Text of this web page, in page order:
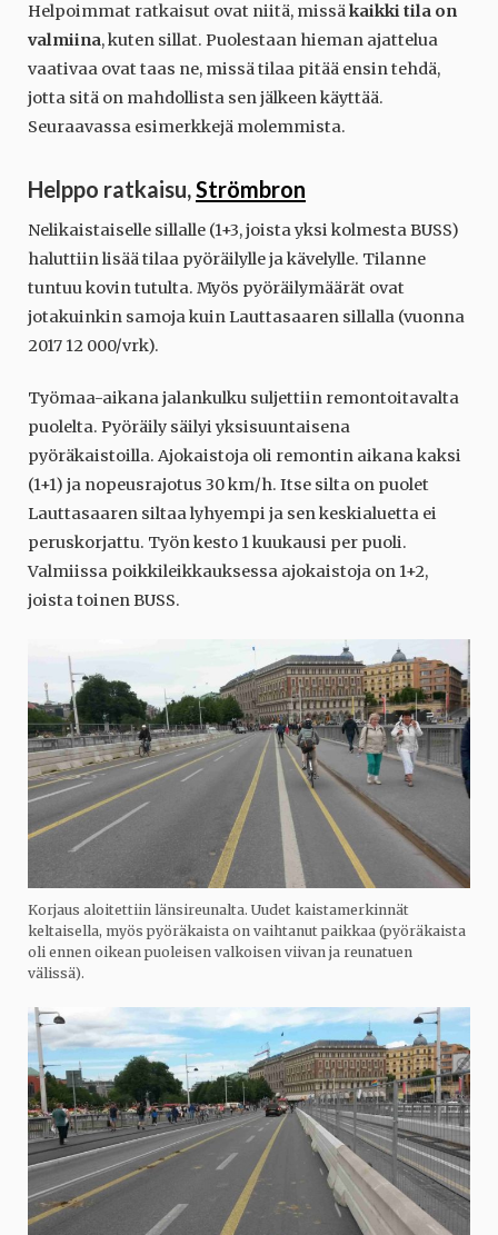
Helpoimmat ratkaisut ovat niitä, missäkaikki tila on
valmiina, kuten sillat. Puolestaan hieman ajattelua
vaativaa ovat taas ne, missä tilaa pitää ensin tehdä,
jotta sitä on mahdollista sen jälkeen käyttää.
Seuraavassa esimerkkejä molemmista.
Helppo ratkaisu,Strömbron
Nelikaistaiselle sillalle (1+3, joista yksi kolmesta BUSS)
haluttiin lisää tilaa pyöräilylle ja kävelylle. Tilanne
tuntuu kovin tutulta. Myös pyöräilymäärät ovat
jotakuinkin samoja kuin Lauttasaaren sillalla (vuonna
2017 12 000/vrk).
Työmaa-aikana jalankulku suljettiin remontoitavalta
puolelta. Pyöräily säilyi yksisuuntaisena
pyöräkaistoilla. Ajokaistoja oli remontin aikana kaksi
(1+1) ja nopeusrajotus 30 km/h. Itse silta on puolet
Lauttasaaren siltaa lyhyempi ja sen keskialuetta ei
peruskorjattu. Työn kesto 1 kuukausi per puoli.
Valmiissa poikkileikkauksessa ajokaistoja on 1+2,
joista toinen BUSS.
Korjaus aloitettiin länsireunalta. Uudet kaistamerkinnät
keltaisella, myös pyöräkaista on vaihtanut paikkaa (pyöräkaista
oli ennen oikean puoleisen valkoisen viivan ja reunatuen
välissä).